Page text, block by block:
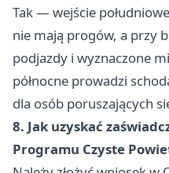
Tak — wejście
nie mają progów, a przy
podjazdy i wyznaczone
północne prowadzi
dla osób poruszających
8. Jak uzyskać
Programu Czyste